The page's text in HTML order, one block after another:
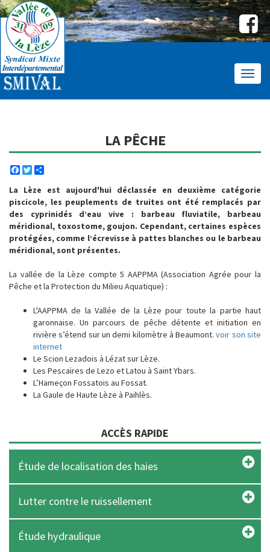
le
menu
LA PÊCHE
Facebook
Twitter
La Lèze est aujourd'hui déclassée en deuxième catégorie
piscicole, les peuplements de truites ont été remplacés par
des cyprinidés d’eau vive : barbeau fluviatile, barbeau
méridional, toxostome, goujon. Cependant, certaines espèces
protégées, comme l’écrevisse à pattes blanches ou le barbeau
méridional, sont présentes.
La vallée de la Lèze compte 5 AAPPMA (Association Agrée pour la
Pêche et la Protection du Milieu Aquatique) :
L'AAPPMA de la Vallée de la Lèze pour toute la partie haut
garonnaise. Un parcours de pêche détente et initiation en
rivière s’étend sur un demi kilomètre à Beaumont.voir son site
internet
Le Scion Lezadois à Lézat sur Lèze.
Les Pescaïres de Lezo et Latou à Saint Ybars.
L’Hameçon Fossatois au Fossat.
La Gaule de Haute Lèze à Paihlès.
ACCÈS RAPIDE
Étude de localisation des haies
Lutter contre le ruissellement
Étude hydraulique